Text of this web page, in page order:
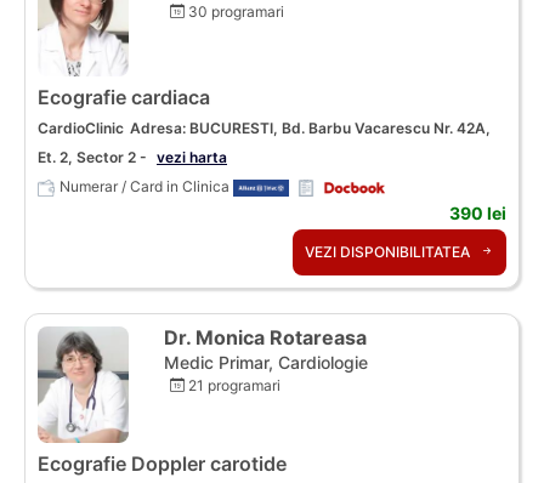
30 programari
Ecografie cardiaca
CardioClinic Adresa: BUCURESTI, Bd. Barbu Vacarescu Nr. 42A,
Et. 2, Sector 2 - vezi harta
Numerar / Card in Clinica
390 lei
VEZI DISPONIBILITATEA
Dr. Monica Rotareasa
Medic Primar, Cardiologie
21 programari
Ecografie Doppler carotide